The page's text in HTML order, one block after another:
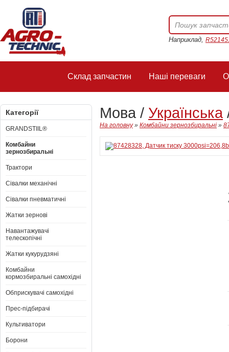
Наприклад,
Склад запчастин Наші переваги
Категорії
GRANDSTIIL®
Комбайни
зернозбиральні
Трактори
Сівалки механічні
Сівалки пневматичні
Жатки зернові
Навантажувачі
телескопічні
Жатки кукурудзяні
Комбайни
кормозбиральні самохідні
Обприскувачі самохідні
Прес-підбирачі
Культиватори
Борони
Мова / Українська
На головну» Комбайни зернозбиральні »